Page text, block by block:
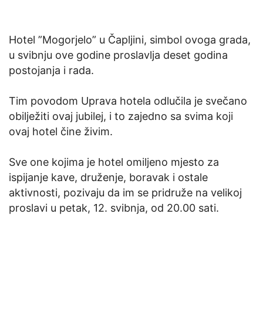
Hotel ”Mogorjelo” u Čapljini, simbol ovoga grada,
u svibnju ove godine proslavlja deset godina
postojanja i rada.
Tim povodom Uprava hotela odlučila je svečano
obilježiti ovaj jubilej, i to zajedno sa svima koji
ovaj hotel čine živim.
Sve one kojima je hotel omiljeno mjesto za
ispijanje kave, druženje, boravak i ostale
aktivnosti, pozivaju da im se pridruže na velikoj
proslavi u petak, 12. svibnja, od 20.00 sati.